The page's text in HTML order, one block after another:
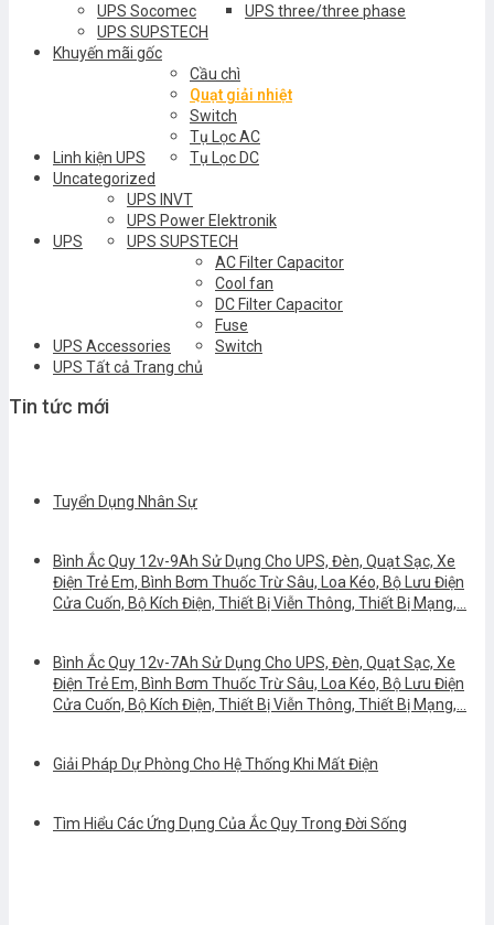
UPS Socomec
UPS three/three phase
UPS SUPSTECH
Khuyến mãi gốc
Linh kiện UPS
Cầu chì
Quạt giải nhiệt
Switch
Tụ Lọc AC
Tụ Lọc DC
Uncategorized
UPS
UPS INVT
UPS Power Elektronik
UPS SUPSTECH
UPS Accessories
AC Filter Capacitor
Cool fan
DC Filter Capacitor
Fuse
Switch
UPS Tất cả Trang chủ
Tin tức mới
Tuyển Dụng Nhân Sự
Bình Ắc Quy 12v-9Ah Sử Dụng Cho UPS, Đèn, Quạt Sạc, Xe
Điện Trẻ Em, Bình Bơm Thuốc Trừ Sâu, Loa Kéo, Bộ Lưu Điện
Cửa Cuốn, Bộ Kích Điện, Thiết Bị Viễn Thông, Thiết Bị Mạng,…
Bình Ắc Quy 12v-7Ah Sử Dụng Cho UPS, Đèn, Quạt Sạc, Xe
Điện Trẻ Em, Bình Bơm Thuốc Trừ Sâu, Loa Kéo, Bộ Lưu Điện
Cửa Cuốn, Bộ Kích Điện, Thiết Bị Viễn Thông, Thiết Bị Mạng,…
Giải Pháp Dự Phòng Cho Hệ Thống Khi Mất Điện
Tìm Hiểu Các Ứng Dụng Của Ắc Quy Trong Đời Sống